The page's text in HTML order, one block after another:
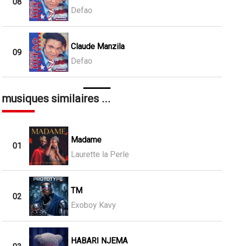
Defao
09
Claude Manzila
Defao
musiques similaires ...
01
Madame
Laurette la Perle
02
TM
Exoboy Kavy
HABARI NJEMA